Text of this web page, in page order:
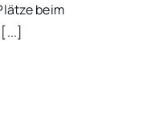
beim